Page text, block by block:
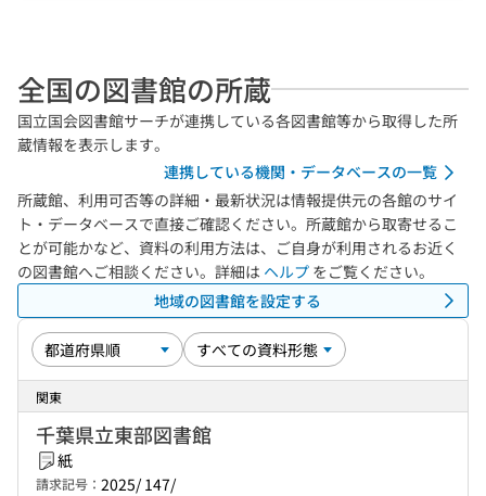
全国の図書館の所蔵
国立国会図書館サーチが連携している各図書館等から取得した所
蔵情報を表示します。
連携している機関・データベースの一覧
所蔵館、利用可否等の詳細・最新状況は情報提供元の各館のサイ
ト・データベースで直接ご確認ください。所蔵館から取寄せるこ
とが可能かなど、資料の利用方法は、ご自身が利用されるお近く
の図書館へご相談ください。詳細は ヘルプ をご覧ください。
地域の図書館を設定する
関東
千葉県立東部図書館
紙
請求記号： 2025/ 147/